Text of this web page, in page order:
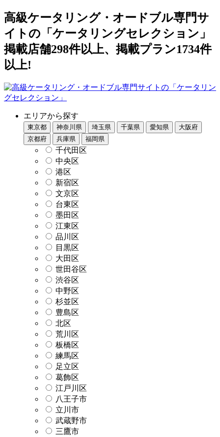
高級ケータリング・オードブル専門サ
イトの「ケータリングセレクション」
掲載店舗298件以上、掲載プラン1734件
以上!
エリアから探す
東京都 神奈川県 埼玉県 千葉県 愛知県
大阪府
京都府
兵庫県 福岡県
千代田区
中央区
港区
新宿区
文京区
台東区
墨田区
江東区
品川区
目黒区
大田区
世田谷区
渋谷区
中野区
杉並区
豊島区
北区
荒川区
板橋区
練馬区
足立区
葛飾区
江戸川区
八王子市
立川市
武蔵野市
三鷹市